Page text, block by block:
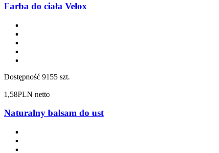
Farba do ciała Velox
Dostępność 9155 szt.
1,58PLN netto
Naturalny balsam do ust